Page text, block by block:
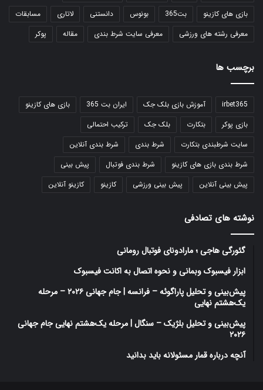
بازی های کازینو
بت365 بونوس دانستنی لاتاری
مسابقات
معرفی رشته های ورزشی
معرفی سایت شرط بندی مقاله پوکر
برچسب ها
irbet365 آموزش بازی بلک جک ایران بت 365
بازی های کازینو
بازی پوکر
بتکارت بلک جک
ترکیب احتمالی
سایت شرطبندی بتکارت
شرط بندی
شرط بندی آنلاین
شرط بندی بازی های کازینو
شرط بندی فوتبال
پیش بینی
پیش بینی آنلاین
پیش بینی ورزشی کازینو کازینو آنلاین
نوشته های تصادفی
گئورگی هاجی ؛ مارادونای فوتبال رومانی
ابزار فیسبوک وبمانی و نحوه اتصال به اکانت فیسبوک
پیش‌بینی و تحلیل پاراگوئه – فرانسه | جام جهانی ۲۰۲۶ – مرحله
یک‌هشتم نهایی
پیش‌بینی و تحلیل بلژیک – سنگال | مرحله یک‌هشتم نهایی جام جهانی
۲۰۲۶
آنچه درباره قمار مسئولانه باید بدانید